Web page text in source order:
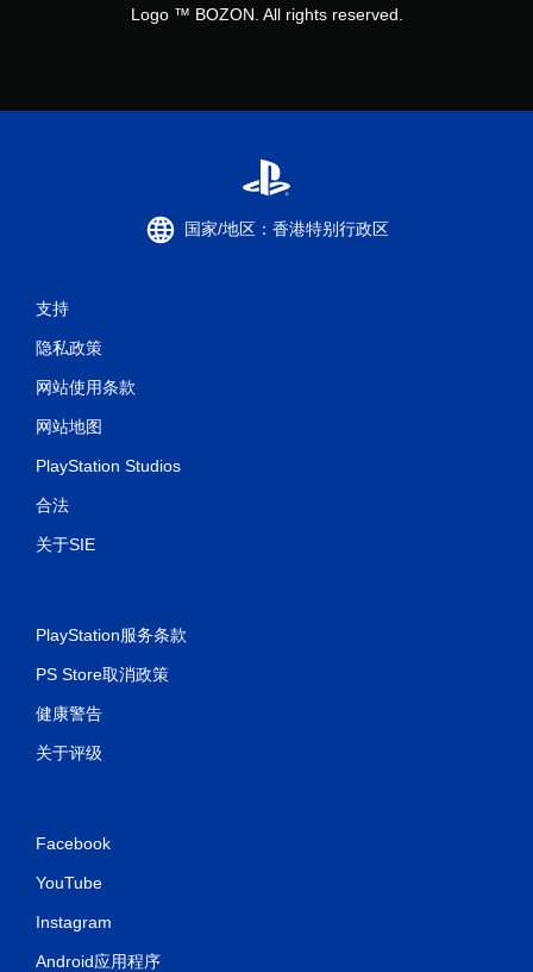
Logo ™ BOZON. All rights reserved.
国家/地区：香港特别行政区
支持
隐私政策
网站使用条款
网站地图
PlayStation Studios
合法
关于SIE
PlayStation服务条款
PS Store取消政策
健康警告
关于评级
Facebook
YouTube
Instagram
Android应用程序